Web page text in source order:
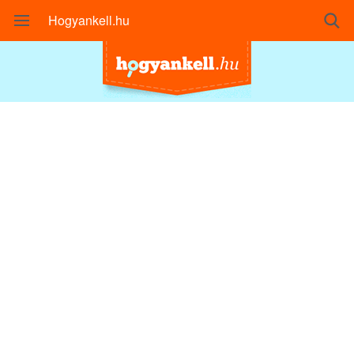
Hogyankell.hu